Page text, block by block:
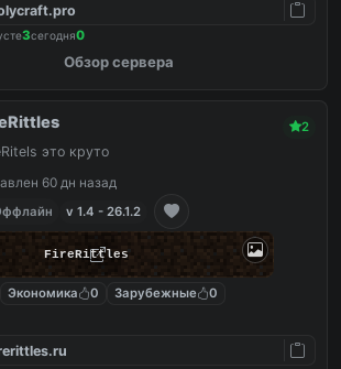
3сегодня0
Обзор сервера
2
это круто
60 дн назад
v 1.4 - 26.1.2
FireRittles
Экономика 0 Зарубежные
0